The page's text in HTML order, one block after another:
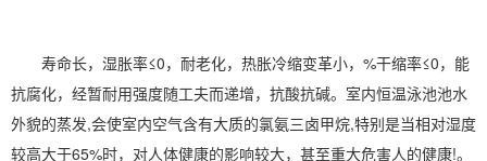
寿命长，湿胀率≤0，耐老化，热胀冷缩变革小，%干缩率≤0，能
抗腐化，经暂耐用强度随工夫而递增，抗酸抗碱。室内恒温泳池池水
外貌的蒸发,会使室内空气含有大质的氯氨三卤甲烷,特别是当相对湿度
较高大于65%时，对人体健康的影响较大，甚至重大危害人的健康!。